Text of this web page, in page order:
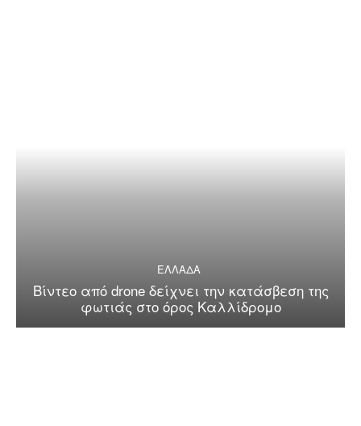
ΕΛΛΑΔΑ
Βίντεο από drone δείχνει την κατάσβεση της
φωτιάς στο όρος Καλλίδρομο